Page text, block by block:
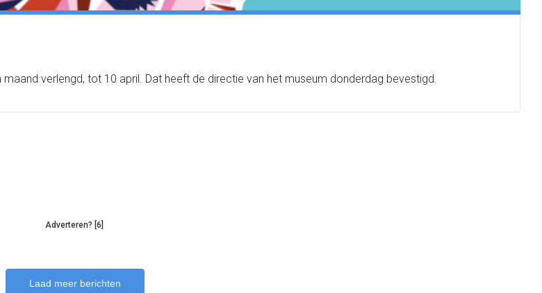
verlengd, tot 10 april. Dat heeft de directie van het museum donderdag bevestigd.
Adverteren? [6]
Laad meer berichten